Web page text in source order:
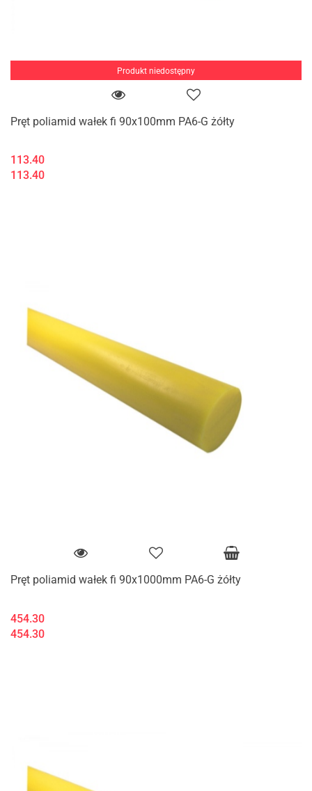
Produkt niedostępny
Pręt poliamid wałek fi 90x100mm PA6-G żółty
113.40
113.40
Pręt poliamid wałek fi 90x1000mm PA6-G żółty
454.30
454.30